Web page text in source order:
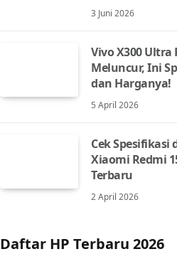
3 Juni 2026
Vivo X300 Ultra
Meluncur, Ini
dan Harganya!
5 April 2026
Cek Spesifikasi
Xiaomi Redmi
Terbaru
2 April 2026
Daftar HP Terbaru 2026